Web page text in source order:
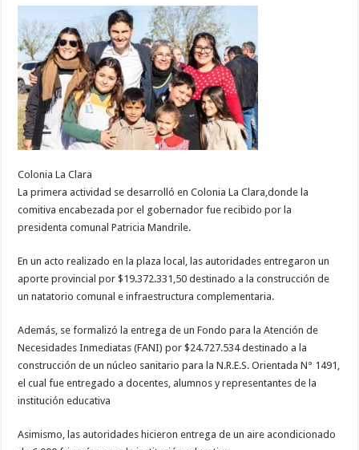
Colonia La Clara
La primera actividad se desarrolló en Colonia La Clara,donde la
comitiva encabezada por el gobernador fue recibido por la
presidenta comunal Patricia Mandrile.
En un acto realizado en la plaza local, las autoridades entregaron un
aporte provincial por $19.372.331,50 destinado a la construcción de
un natatorio comunal e infraestructura complementaria.
Además, se formalizó la entrega de un Fondo para la Atención de
Necesidades Inmediatas (FANI) por $24.727.534 destinado a la
construcción de un núcleo sanitario para la N.R.E.S. Orientada N° 1491,
el cual fue entregado a docentes, alumnos y representantes de la
institución educativa
Asimismo, las autoridades hicieron entrega de un aire acondicionado